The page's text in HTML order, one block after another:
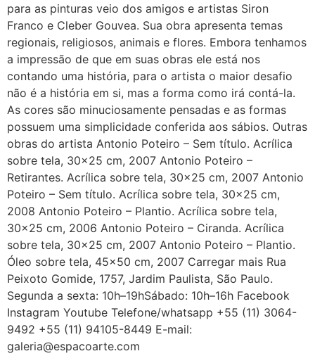
para as pinturas veio dos amigos e artistas Siron
Franco e Cleber Gouvea. Sua obra apresenta temas
regionais, religiosos, animais e flores. Embora tenhamos
a impressão de que em suas obras ele está nos
contando uma história, para o artista o maior desafio
não é a história em si, mas a forma como irá contá-la.
As cores são minuciosamente pensadas e as formas
possuem uma simplicidade conferida aos sábios. Outras
obras do artista Antonio Poteiro – Sem título. Acrílica
sobre tela, 30×25 cm, 2007 Antonio Poteiro –
Retirantes. Acrílica sobre tela, 30×25 cm, 2007 Antonio
Poteiro – Sem título. Acrílica sobre tela, 30×25 cm,
2008 Antonio Poteiro – Plantio. Acrílica sobre tela,
30×25 cm, 2006 Antonio Poteiro – Ciranda. Acrílica
sobre tela, 30×25 cm, 2007 Antonio Poteiro – Plantio.
Óleo sobre tela, 45×50 cm, 2007 Carregar mais Rua
Peixoto Gomide, 1757, Jardim Paulista, São Paulo.
Segunda a sexta: 10h–19hSábado: 10h–16h Facebook
Instagram Youtube Telefone/whatsapp +55 (11) 3064-
9492 +55 (11) 94105-8449 E-mail:
galeria@espacoarte.com